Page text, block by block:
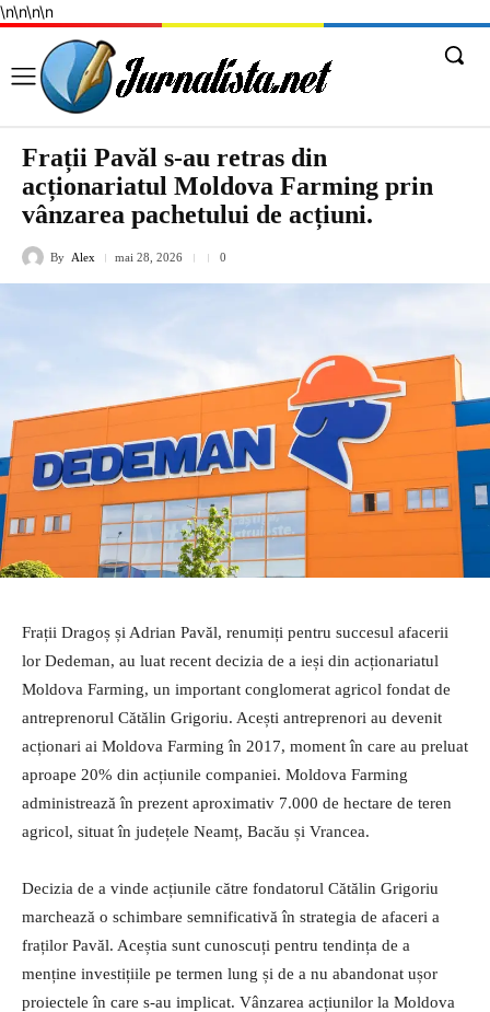
\n\n\n\n
Frații Pavăl s-au retras din
acționariatul Moldova Farming prin
vânzarea pachetului de acțiuni.
By Alex mai 28, 2026 0
Frații Dragoș și Adrian Pavăl, renumiți pentru succesul afacerii
lor Dedeman, au luat recent decizia de a ieși din acționariatul
Moldova Farming, un important conglomerat agricol fondat de
antreprenorul Cătălin Grigoriu. Acești antreprenori au devenit
acționari ai Moldova Farming în 2017, moment în care au preluat
aproape 20% din acțiunile companiei. Moldova Farming
administrează în prezent aproximativ 7.000 de hectare de teren
agricol, situat în județele Neamț, Bacău și Vrancea.
Decizia de a vinde acțiunile către fondatorul Cătălin Grigoriu
marchează o schimbare semnificativă în strategia de afaceri a
fraților Pavăl. Aceștia sunt cunoscuți pentru tendința de a
menține investițiile pe termen lung și de a nu abandonat ușor
proiectele în care s-au implicat. Vânzarea acțiunilor la Moldova